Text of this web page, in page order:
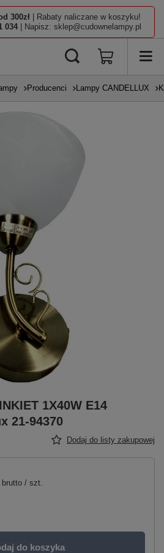
300zł | Rabaty naliczane w koszyku!
034 | Napisz: sklep@cudownelampy.pl
Producenci Lampy CANDELLUX
1X40W E14
21-94370
Dodaj do listy zakupowej
brutto / szt.
do koszyka